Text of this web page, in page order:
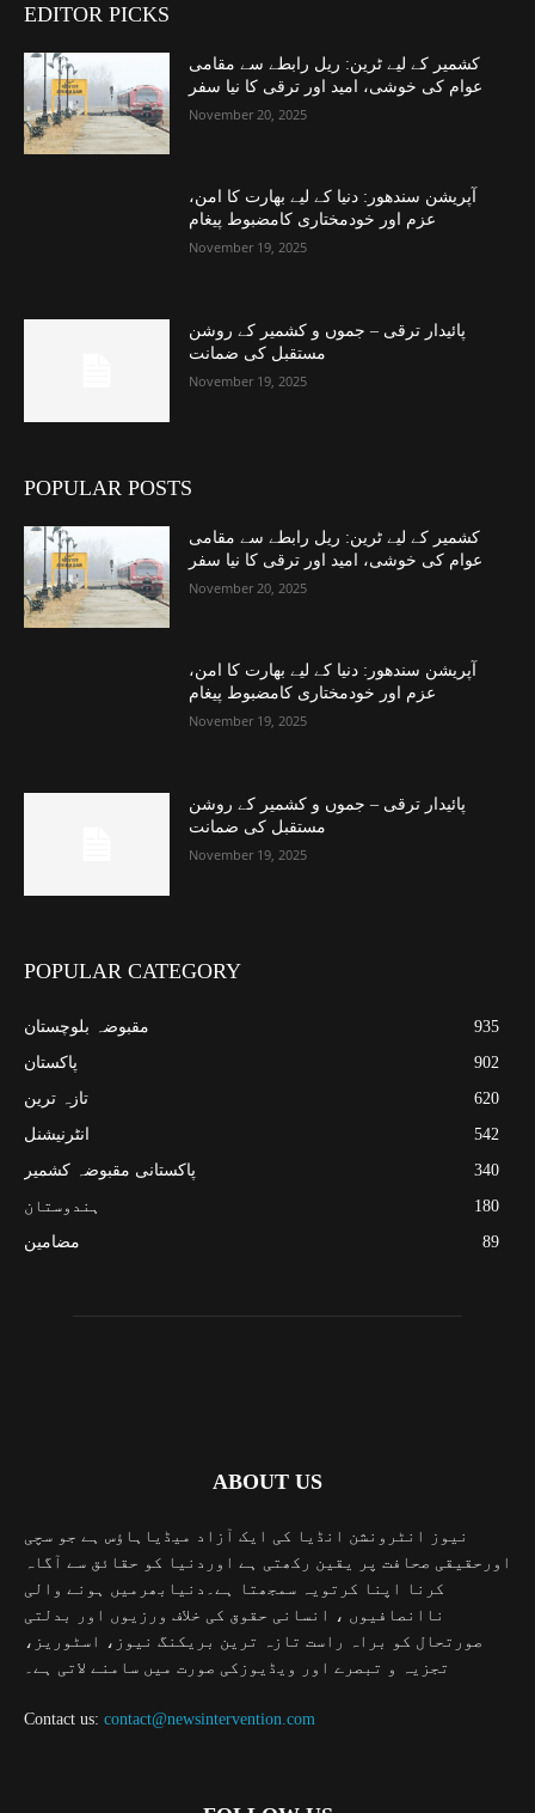
EDITOR PICKS
کشمیر کے لیے ٹرین: ریل رابطے سے مقامی
عوام کی خوشی، امید اور ترقی کا نیا سفر
November 20, 2025
آپریشن سندھور: دنیا کے لیے بھارت کا امن،
عزم اور خودمختاری کامضبوط پیغام
November 19, 2025
پائیدار ترقی – جموں و کشمیر کے روشن
مستقبل کی ضمانت
November 19, 2025
POPULAR POSTS
کشمیر کے لیے ٹرین: ریل رابطے سے مقامی
عوام کی خوشی، امید اور ترقی کا نیا سفر
November 20, 2025
آپریشن سندھور: دنیا کے لیے بھارت کا امن،
عزم اور خودمختاری کامضبوط پیغام
November 19, 2025
پائیدار ترقی – جموں و کشمیر کے روشن
مستقبل کی ضمانت
November 19, 2025
POPULAR CATEGORY
مقبوضہ بلوچستان
935
پاکستان
902
تازہ ترین
620
انٹرنیشنل
542
پاکستانی مقبوضہ کشمیر
340
ہندوستان
180
مضامین
89
ABOUT US
نیوز انٹرونشن انڈیا کی ایک آزاد میڈیاہاؤس ہے جو سچی
اورحقیقی صحافت پر یقین رکھتی ہے اوردنیا کو حقائق سے آگاہ
کرنا اپنا کرتویہ سمجھتا ہے۔دنیابھرمیں ہونے والی
ناانصافیوں ، انسانی حقوق کی خلاف ورزیوں اور بدلتی
صورتحال کو براہ راست تازہ ترین بریکنگ نیوز، اسٹوریز،
تجزیہ و تبصرے اور ویڈیوزکی صورت میں سامنے لاتی ہے۔
Contact us: contact@newsintervention.com